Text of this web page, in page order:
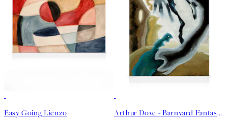
Easy Going Lienzo Arthur Dove - Barnyard Fantasy Lienzo